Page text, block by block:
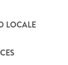
LOCALE
31/12 du
14:30 à
de